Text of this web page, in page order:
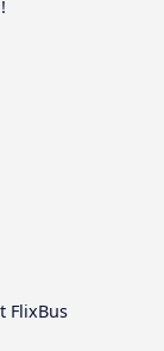
FlixBus